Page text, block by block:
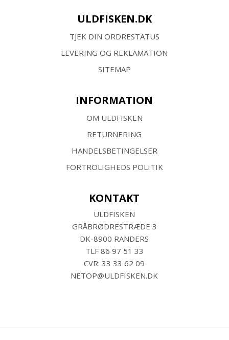
ULDFISKEN.DK
TJEK DIN ORDRESTATUS
LEVERING OG REKLAMATION
SITEMAP
INFORMATION
OM ULDFISKEN
RETURNERING
HANDELSBETINGELSER
FORTROLIGHEDS POLITIK
KONTAKT
ULDFISKEN
GRÅBRØDRESTRÆDE 3
DK-8900 RANDERS
TLF 86 97 51 33
CVR: 33 33 62 09
NETOP@ULDFISKEN.DK